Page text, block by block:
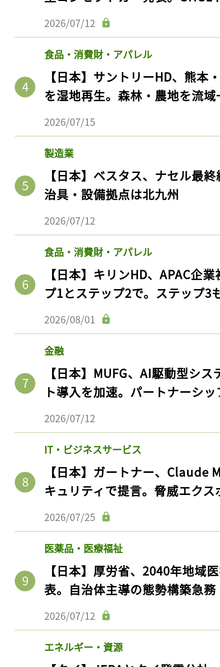
2026/07/12
食品・消費財・アパレル
【日本】サントリーHD、熊本
を湿地再生。森林・農地を流
2026/07/15
製造業
【日本】ベスタス、ナセル最
治具・設備拠点は北九州
2026/07/12
食品・消費財・アパレル
【日本】キリンHD、APAC企
プ1とステップ2で。ステップ3
2026/08/01
金融
【日本】MUFG、AI駆動型シ
ト導入を加速。パートナーシ
2026/07/12
IT・ビジネスサービス
【日本】ガートナー、Claude
キュリティで提言。脅威エク
2026/07/25
医薬品・医療福祉
【日本】厚労省、2040年地域
表。自治体主導の態勢構築急務
2026/07/12
エネルギー・資源
記事をお気に入りに